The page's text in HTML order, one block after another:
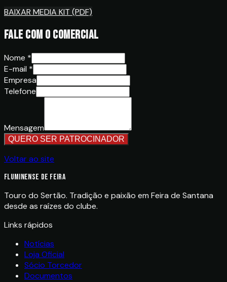
BAIXAR MEDIA KIT (PDF)
Fale com o comercial
Nome *
E-mail *
Empresa
Telefone
Mensagem
QUERO SER PATROCINADOR
Voltar ao site
FLUMINENSE DE FEIRA
Touro do Sertão. Tradição e paixão em Feira de Santana
desde as raízes do clube.
Links rápidos
Notícias
Loja Oficial
Sócio Torcedor
Documentos